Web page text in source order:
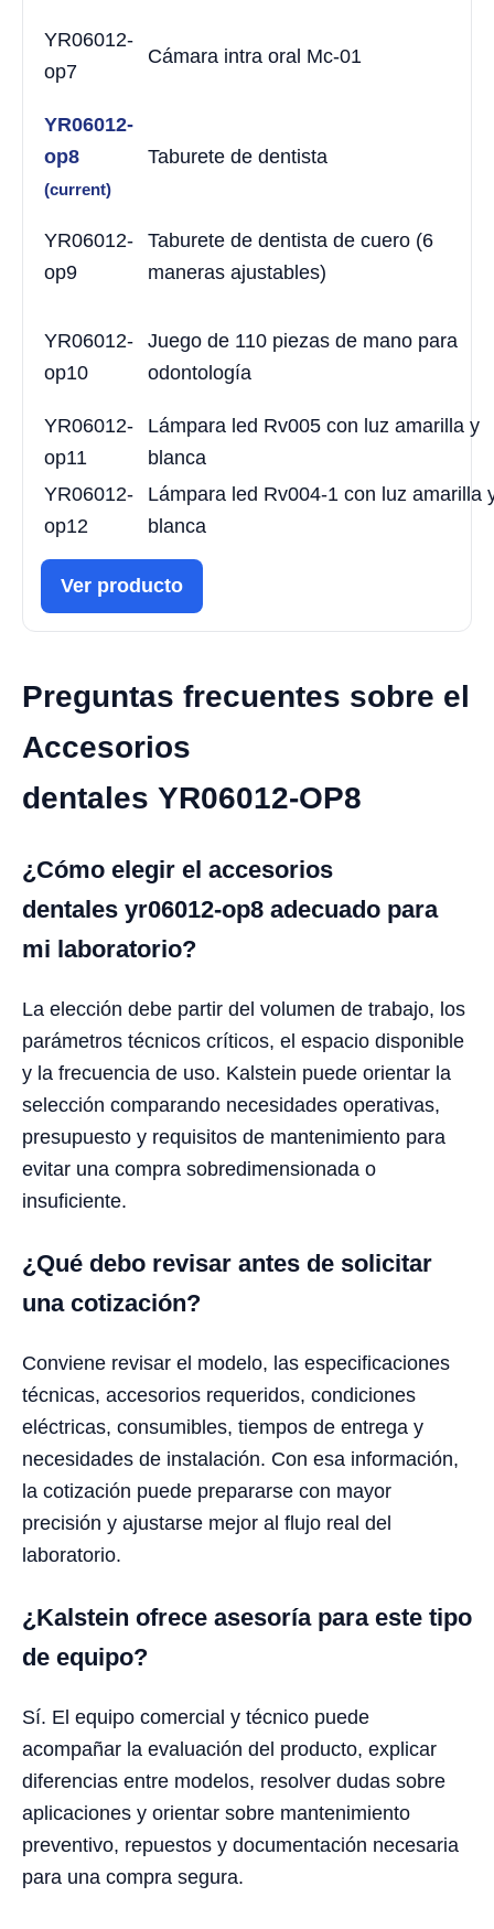
YR06012-
op7
Cámara intra oral Mc-01
YR06012-
op8
(current)
Taburete de dentista
YR06012-
op9
Taburete de dentista de cuero (6
maneras ajustables)
YR06012-
op10
Juego de 110 piezas de mano para
odontología
YR06012-
op11
Lámpara led Rv005 con luz amarilla y
blanca
YR06012-
op12
Lámpara led Rv004-1 con luz amarilla
blanca
Ver producto
Preguntas frecuentes sobre el
Accesorios
dentales YR06012-OP8
¿Cómo elegir el accesorios
dentales yr06012-op8 adecuado para
mi laboratorio?
La elección debe partir del volumen de trabajo, los
parámetros técnicos críticos, el espacio disponible
y la frecuencia de uso. Kalstein puede orientar la
selección comparando necesidades operativas,
presupuesto y requisitos de mantenimiento para
evitar una compra sobredimensionada o
insuficiente.
¿Qué debo revisar antes de solicitar
una cotización?
Conviene revisar el modelo, las especificaciones
técnicas, accesorios requeridos, condiciones
eléctricas, consumibles, tiempos de entrega y
necesidades de instalación. Con esa información,
la cotización puede prepararse con mayor
precisión y ajustarse mejor al flujo real del
laboratorio.
¿Kalstein ofrece asesoría para este tipo
de equipo?
Sí. El equipo comercial y técnico puede
acompañar la evaluación del producto, explicar
diferencias entre modelos, resolver dudas sobre
aplicaciones y orientar sobre mantenimiento
preventivo, repuestos y documentación necesaria
para una compra segura.